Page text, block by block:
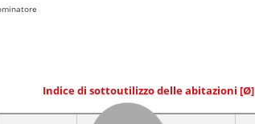
Indice di sottoutilizzo delle abitazioni [Ø]